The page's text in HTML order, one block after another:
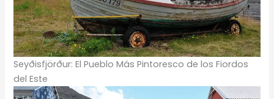
Seyðisfjörður: El Pueblo Más Pintoresco de los Fiordos
del Este